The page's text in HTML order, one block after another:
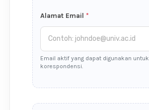
Alamat Email *
Email aktif yang dapat digunakan untuk
korespondensi.